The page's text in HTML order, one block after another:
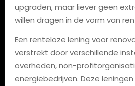
upgraden, maar liever geen
willen dragen in de vorm van
Een renteloze lening voor
verstrekt door verschillende
overheden, non-
energiebedrijven. Deze